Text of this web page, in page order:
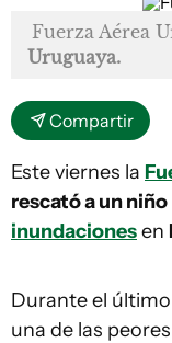
Fuerza Aérea
Uruguaya.
Compartir
Este viernes la
rescató a un
inundacionesen
Durante el
una de las